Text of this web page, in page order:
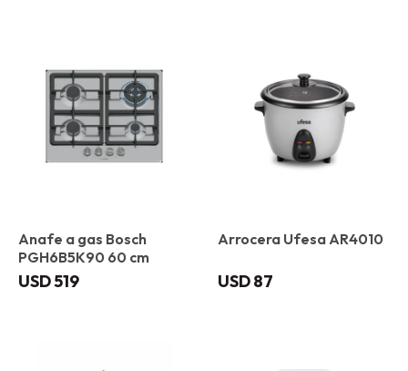
Anafe a gas Bosch
PGH6B5K90 60 cm
USD519
Arrocera Ufesa AR4010
USD87